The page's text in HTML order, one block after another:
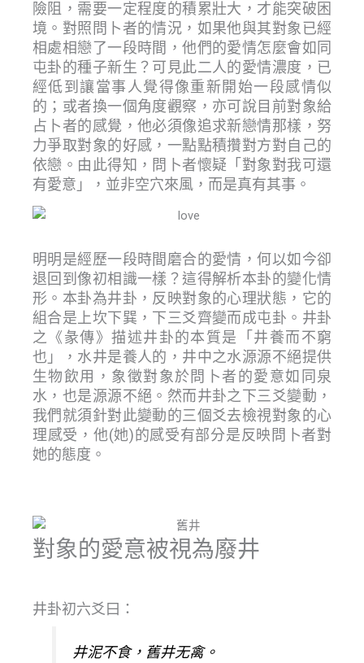
險阻，需要一定程度的積累壯大，才能突破困
境。對照問卜者的情況，如果他與其對象已經
相處相戀了一段時間，他們的愛情怎麼會如同
屯卦的種子新生？可見此二人的愛情濃度，已
經低到讓當事人覺得像重新開始一段感情似
的；或者換一個角度觀察，亦可說目前對象給
占卜者的感覺，他必須像追求新戀情那樣，努
力爭取對象的好感，一點點積攢對方對自己的
依戀。由此得知，問卜者懷疑「對象對我可還
有愛意」，並非空穴來風，而是真有其事。
明明是經歷一段時間磨合的愛情，何以如今卻
退回到像初相識一樣？這得解析本卦的變化情
形。本卦為井卦，反映對象的心理狀態，它的
組合是上坎下巽，下三爻齊變而成屯卦。井卦
之《彖傳》描述井卦的本質是「井養而不窮
也」，水井是養人的，井中之水源源不絕提供
生物飲用，象徵對象於問卜者的愛意如同泉
水，也是源源不絕。然而井卦之下三爻變動，
我們就須針對此變動的三個爻去檢視對象的心
理感受，他(她)的感受有部分是反映問卜者對
她的態度。
對象的愛意被視為廢井
井卦初六爻曰：
井泥不食，舊井无禽。